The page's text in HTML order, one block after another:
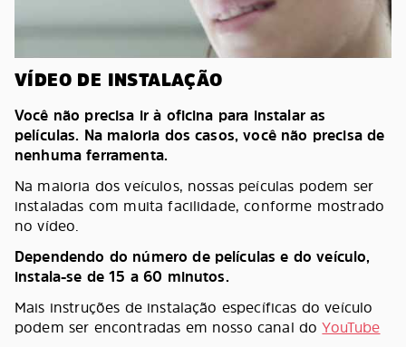
VÍDEO DE INSTALAÇÃO
Você não precisa ir à oficina para instalar as
películas. Na maioria dos casos, você não precisa de
nenhuma ferramenta.
Na maioria dos veículos, nossas peículas podem ser
instaladas com muita facilidade, conforme mostrado
no vídeo.
Dependendo do número de películas e do veículo,
instala-se de 15 a 60 minutos.
Mais instruções de instalação específicas do veículo
podem ser encontradas em nosso canal doYouTube